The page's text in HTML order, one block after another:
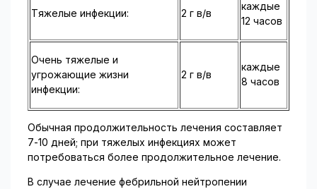
Тяжелые инфекции: 2 г в/в
каждые
12 часов
Очень тяжелые и
угрожающие жизни
инфекции:
2 г в/в
каждые
8 часов
Обычная продолжительность лечения составляет
7-10 дней; при тяжелых инфекциях может
потребоваться более продолжительное лечение.
В случае лечение фебрильной нейтропении